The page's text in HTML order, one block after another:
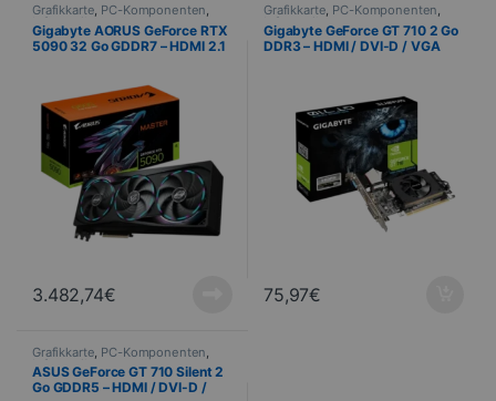
Grafikkarte, PC-Komponenten,
Informatik
Gigabyte AORUS GeForce RTX
5090 32 Go GDDR7 – HDMI 2.1
3.482,74€
Grafikkarte, PC-Komponenten,
Informatik
Gigabyte GeForce GT 710 2 Go
DDR3 – HDMI / DVI-D / VGA
75,97€
Grafikkarte PC-Komponenten
Informatik
ASUS GeForce GT 710 Silent 2
Go GDDR5 – HDMI / DVI-D /